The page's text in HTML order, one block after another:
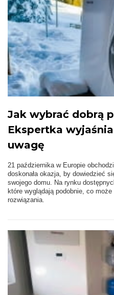
Jak wybrać dobrą
Ekspertka
uwagę
21 października w Europie
doskonała okazja, by dowiedzieć
swojego domu. Na rynku
które wyglądają podobnie, co
rozwiązania.